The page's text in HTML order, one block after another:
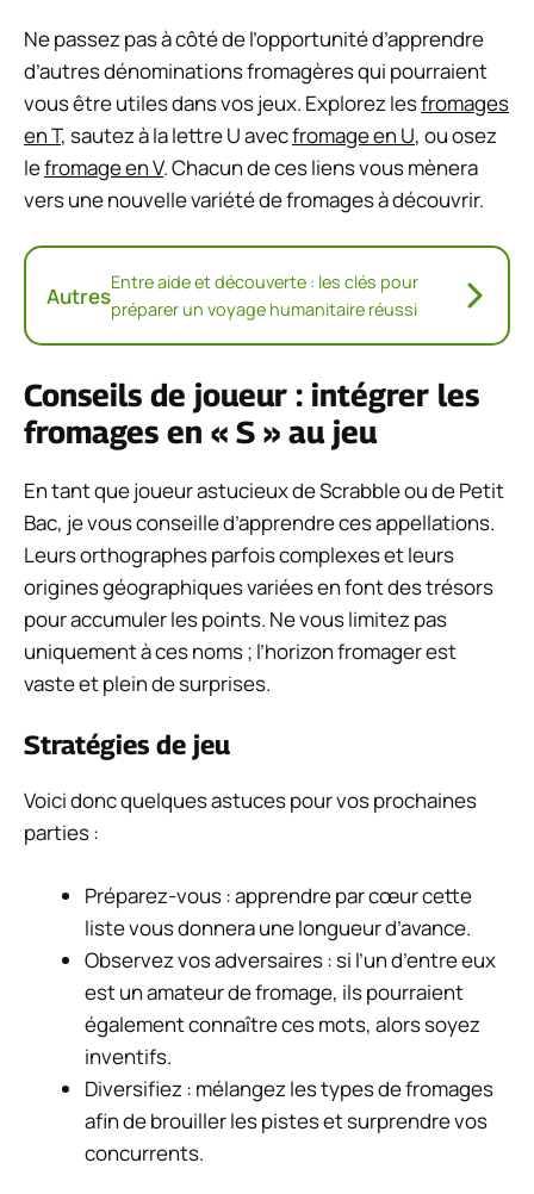
Ne passez pas à côté de l’opportunité d’apprendre
d’autres dénominations fromagères qui pourraient
vous être utiles dans vos jeux. Explorez lesfromages
en T, sautez à la lettre U avecfromage en U, ou osez
lefromage en V. Chacun de ces liens vous mènera
vers une nouvelle variété de fromages à découvrir.
AutresEntre aide et découverte : les clés pour
préparer un voyage humanitaire réussi
Conseils de joueur : intégrer les
fromages en « S » au jeu
En tant que joueur astucieux de Scrabble ou de Petit
Bac, je vous conseille d’apprendre ces appellations.
Leurs orthographes parfois complexes et leurs
origines géographiques variées en font des trésors
pour accumuler les points. Ne vous limitez pas
uniquement à ces noms ; l’horizon fromager est
vaste et plein de surprises.
Stratégies de jeu
Voici donc quelques astuces pour vos prochaines
parties :
Préparez-vous : apprendre par cœur cette
liste vous donnera une longueur d’avance.
Observez vos adversaires : si l’un d’entre eux
est un amateur de fromage, ils pourraient
également connaître ces mots, alors soyez
inventifs.
Diversifiez : mélangez les types de fromages
afin de brouiller les pistes et surprendre vos
concurrents.